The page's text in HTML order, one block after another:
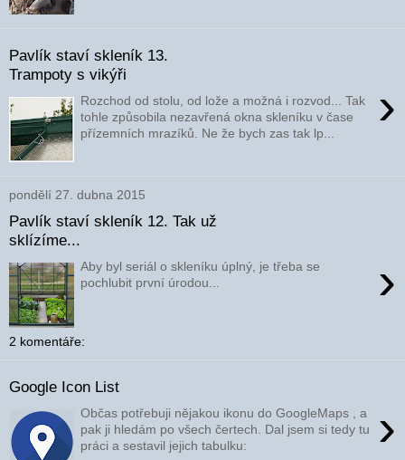
Pavlík staví skleník 13.
Trampoty s vikýři
›
Rozchod od stolu, od lože a možná i rozvod... Tak
tohle způsobila nezavřená okna skleníku v čase
přízemních mrazíků. Ne že bych zas tak lp...
pondělí 27. dubna 2015
Pavlík staví skleník 12. Tak už
sklízíme...
›
Aby byl seriál o skleníku úplný, je třeba se
pochlubit první úrodou...
2 komentáře:
Google Icon List
›
Občas potřebuji nějakou ikonu do GoogleMaps , a
pak ji hledám po všech čertech. Dal jsem si tedy tu
práci a sestavil jejich tabulku: